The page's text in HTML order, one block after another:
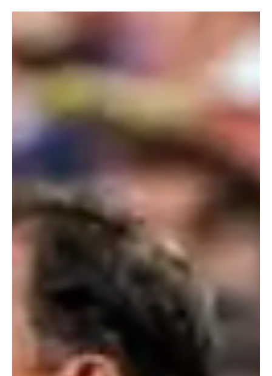
10 jul
¡De la tribuna a la obra: barristas del Cúcuta se
forman como técnicos en construcción!
Integrantes de La Banda del Indio, barra del Cúcuta Deportivo, le
educación. Los hinchas adelantan estudios para formarse como
técnicos en construcción de edificaciones, una oportunidad que
busca fortalecer sus conocimientos, disciplina y participación
positiva en la sociedad. Durante el proceso, los barristas no solo
aprenden sobre construcción, sino también sobre valores,
convivencia y responsabilidad. Según expresa